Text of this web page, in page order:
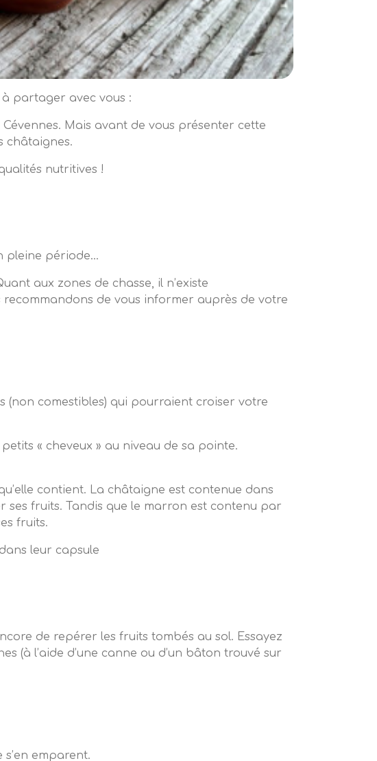
partager avec vous :
Mais avant de vous présenter cette
châtaignes.
nutritives !
pleine période…
aux zones de chasse, il n’existe
de vous informer auprès de votre
(non comestibles) qui pourraient croiser votre
« cheveux » au niveau de sa pointe.
contient. La châtaigne est contenue dans
ses fruits. Tandis que le marron est contenu par
fruits.
de repérer les fruits tombés au sol. Essayez
(à l’aide d’une canne ou d’un bâton trouvé sur
emparent.